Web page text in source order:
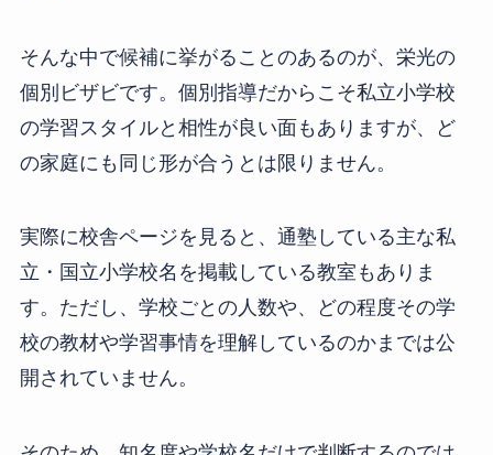
そんな中で候補に挙がることのあるのが、栄光の
個別ビザビです。個別指導だからこそ私立小学校
の学習スタイルと相性が良い面もありますが、ど
の家庭にも同じ形が合うとは限りません。
実際に校舎ページを見ると、通塾している主な私
立・国立小学校名を掲載している教室もありま
す。ただし、学校ごとの人数や、どの程度その学
校の教材や学習事情を理解しているのかまでは公
開されていません。